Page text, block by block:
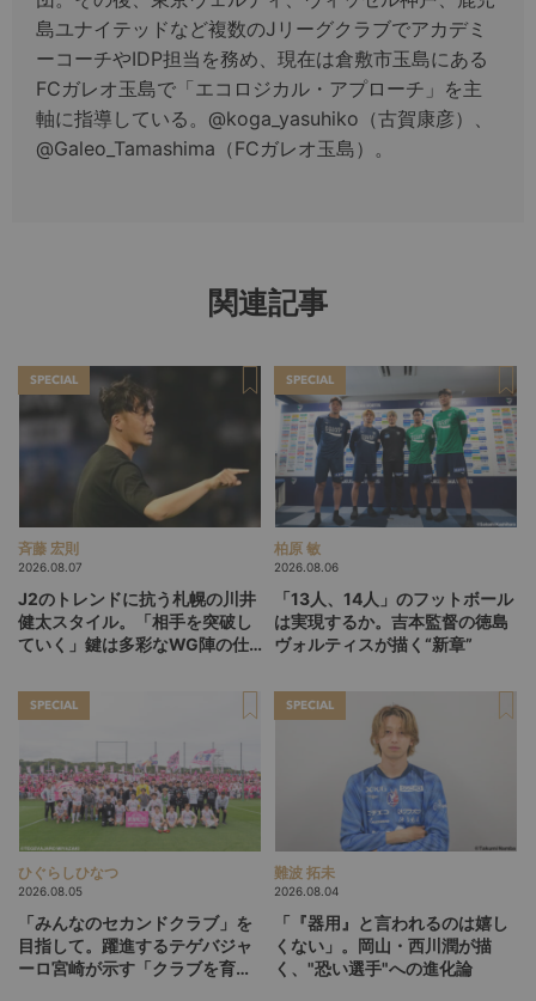
島ユナイテッドなど複数のJリーグクラブでアカデミ
ーコーチやIDP担当を務め、現在は倉敷市玉島にある
FCガレオ玉島で「エコロジカル・アプローチ」を主
軸に指導している。@koga_yasuhiko（古賀康彦）、
@Galeo_Tamashima（FCガレオ玉島）。
関連記事
SPECIAL
斉藤 宏則
2026.08.07
J2のトレンドに抗う札幌の川井
健太スタイル。「相手を突破し
ていく」鍵は多彩なWG陣の仕
SPECIAL
柏原 敏
2026.08.06
「13人、14人」のフットボール
は実現するか。吉本監督の徳島
ヴォルティスが描く“新章”
SPECIAL
ひぐらしひなつ
2026.08.05
「みんなのセカンドクラブ」を
目指して。躍進するテゲバジャ
ーロ宮崎が示す「クラブを育て
SPECIAL
難波 拓未
2026.08.04
「『器用』と言われるのは嬉し
くない」。岡山・西川潤が描
く、"恐い選手"への進化論